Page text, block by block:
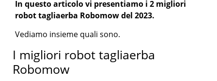
In questo articolo vi presentiamo i 2 migliori
robot tagliaerba Robomow del 2023.
Vediamo insieme quali sono.
I migliori robot tagliaerba
Robomow